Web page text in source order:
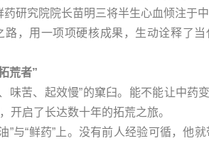
研究院院长苗明三将半生心血倾注于
路，用一项项硬核成果，生动诠释了
荒者”
味苦、起效慢”的窠臼。能不能让中药
开启了长达数十年的拓荒之旅。
”与“鲜药”上。没有前人经验可循，他